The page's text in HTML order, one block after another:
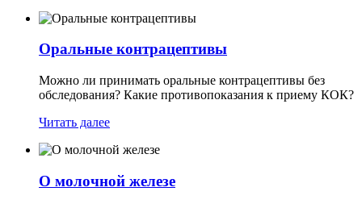
Оральные контрацептивы
Можно ли принимать оральные контрацептивы без
обследования? Какие противопоказания к приему КОК?
Читать далее
О молочной железе